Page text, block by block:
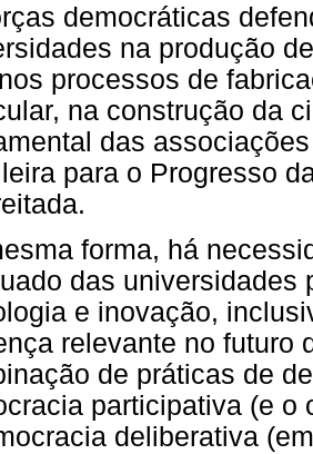
democráticas
na produção
processos de
na construção da
das
para o Progresso
forma, há
das
e inovação,
relevante no futuro
de práticas de
participativa (e o
deliberativa